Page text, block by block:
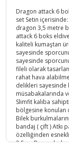
Dragon attack 6
set Setin
dragon 3,5 metre
attack 6 boks
kaliteli kumaştan
sayesinde
sayesinde
fileli olarak
rahat hava
delikleri sayesinde
müsabakalarında
Slimfit kalıba
bölgesine konulan
Bilek
bandaj ( çift ) Atkı
özelliğinden
3,5 m;